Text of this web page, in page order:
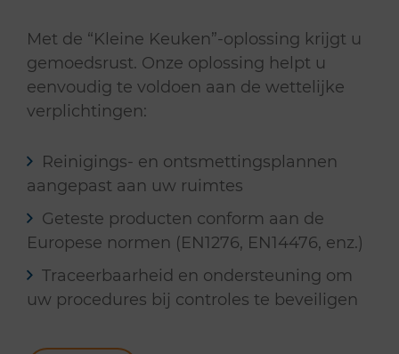
Met de “Kleine Keuken”-oplossing krijgt u
gemoedsrust. Onze oplossing helpt u
eenvoudig te voldoen aan de wettelijke
verplichtingen:
Reinigings- en ontsmettingsplannen
aangepast aan uw ruimtes
Geteste producten conform aan de
Europese normen (EN1276, EN14476, enz.)
Traceerbaarheid en ondersteuning om
uw procedures bij controles te beveiligen